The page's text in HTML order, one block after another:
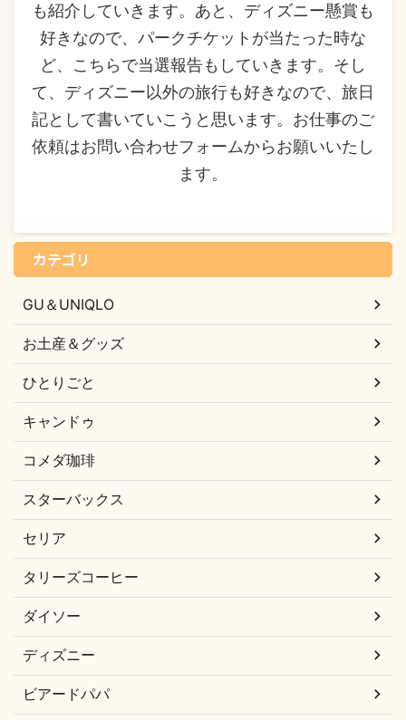
も紹介していきます。あと、ディズニー懸賞も
好きなので、パークチケットが当たった時な
ど、こちらで当選報告もしていきます。そし
て、ディズニー以外の旅行も好きなので、旅日
記として書いていこうと思います。お仕事のご
依頼はお問い合わせフォームからお願いいたし
ます。
カテゴリ
GU＆UNIQLO
お土産＆グッズ
ひとりごと
キャンドゥ
コメダ珈琲
スターバックス
セリア
タリーズコーヒー
ダイソー
ディズニー
ビアードパパ